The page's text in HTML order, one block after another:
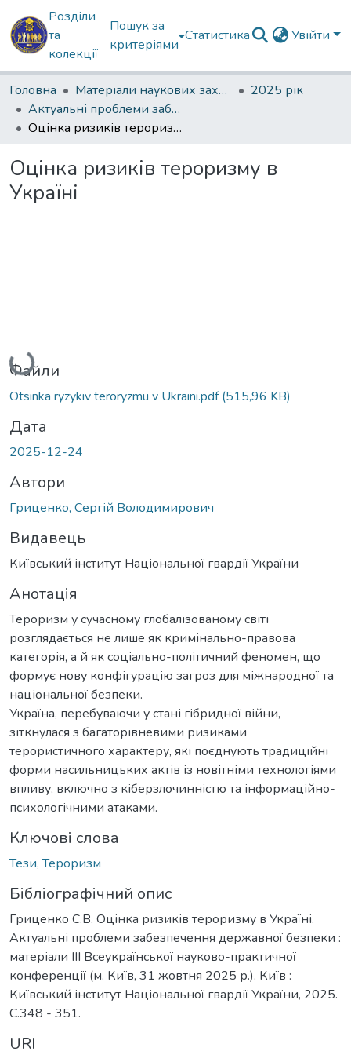
Розділи
та
колекції
Пошук за
критеріями
Статистика Увійти
Головна Матеріали наукових заходів
2025 рік
Актуальні проблеми забезпечення державної безпеки
Оцінка ризиків тероризму в Україні
Оцінка ризиків тероризму в
Україні
Вантажиться...
Файли
Otsinka ryzykiv teroryzmu v Ukraini.pdf(515,96 KB)
Дата
2025-12-24
Автори
Гриценко, Сергій Володимирович
Видавець
Київський інститут Національної гвардії України
Анотація
Тероризм у сучасному глобалізованому світі
розглядається не лише як кримінально-правова
категорія, а й як соціально-політичний феномен, що
формує нову конфігурацію загроз для міжнародної та
національної безпеки.
Україна, перебуваючи у стані гібридної війни,
зіткнулася з багаторівневими ризиками
терористичного характеру, які поєднують традиційні
форми насильницьких актів із новітніми технологіями
впливу, включно з кіберзлочинністю та інформаційно-
психологічними атаками.
Ключові слова
Тези,Тероризм
Бібліографічний опис
Гриценко С.В. Оцінка ризиків тероризму в Україні.
Актуальні проблеми забезпечення державної безпеки :
матеріали ІІІ Всеукраїнської науково-практичної
конференції (м. Київ, 31 жовтня 2025 р.). Київ :
Київський інститут Національної гвардії України, 2025.
С.348 - 351.
URI